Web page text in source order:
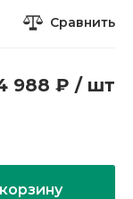
Сравнить
988 ₽ / шт